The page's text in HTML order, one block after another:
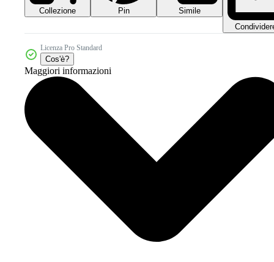
Collezione Pin
Simile
Licenza Pro Standard
Cos'è?
Maggiori informazioni